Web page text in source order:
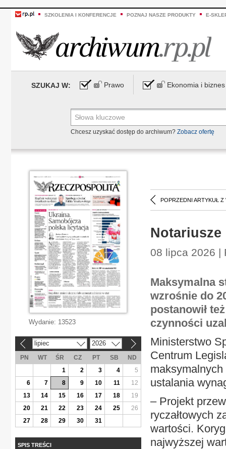
SZKOLENIA I KONFERENCJE POZNAJ NASZE PRODUKTY E-
SZUKAJ W: Prawo Ekonomia i biznes
Chcesz uzyskać dostęp do archiwum? Zobacz ofertę
POPRZEDNI ARTYKUŁ Z
Notariusze
08 lipca 2026 |
Maksymalna
wzrośnie do
postanowił
czynności
Ministerstwo
Centrum
ustalania
– Projekt
ryczałtowych
wartości.
najwyższej
Wydanie: 13523
lipiec 2026
PN WT ŚR CZ PT SB
ND
1
2 3 4
5
6
7 8 9 10 11
12
13
14 15 16 17 18
19
20
21 22 23 24 25
26
27
28 29 30 31
SPIS TREŚCI